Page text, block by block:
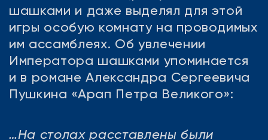
шашками и даже выделял для этой
игры особую комнату на проводимых
им ассамблеях. Об увлечении
Императора шашками упоминается
и в романе Александра Сергеевича
Пушкина «Арап Петра Великого»:
…На столах расставлены были